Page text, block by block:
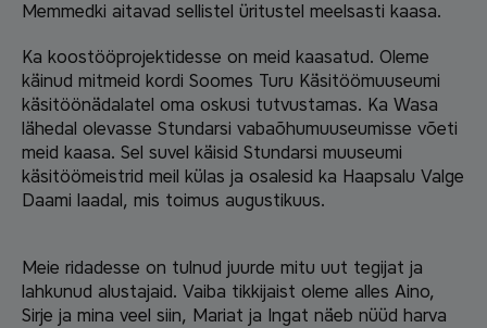
Memmedki aitavad sellistel üritustel meelsasti kaasa.
Ka koostööprojektidesse on meid kaasatud. Oleme
käinud mitmeid kordi Soomes Turu Käsitöömuuseumi
käsitöönädalatel oma oskusi tutvustamas. Ka Wasa
lähedal olevasse Stundarsi vabaõhumuuseumisse võeti
meid kaasa. Sel suvel käisid Stundarsi muuseumi
käsitöömeistrid meil külas ja osalesid ka Haapsalu Valge
Daami laadal, mis toimus augustikuus.
Meie ridadesse on tulnud juurde mitu uut tegijat ja
lahkunud alustajaid. Vaiba tikkijaist oleme alles Aino,
Sirje ja mina veel siin, Mariat ja Ingat näeb nüüd harva